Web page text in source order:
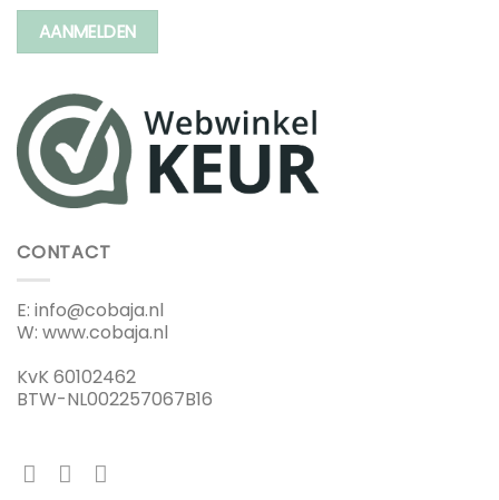
AANMELDEN
CONTACT
E: info@cobaja.nl
W: www.cobaja.nl
KvK 60102462
BTW-NL002257067B16